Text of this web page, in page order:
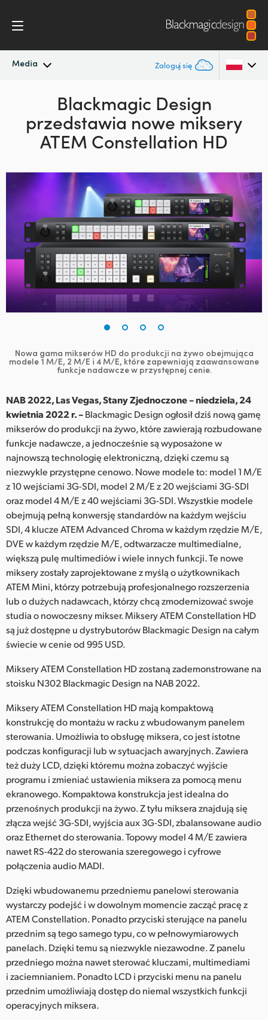
Media Zaloguj się
Najnowsze wiadomości
Archiwum wiadomości
Argentina
Australia
Austria
China
Denmark
Finland
France
Hong Kong SAR, China
Italy
Japan
Korea
Mexico
Malaysia
Netherlands
New Zealand
Norway
Polska
Portugal
Singapore
Spain
Sweden
Chinese Taipei
Turkey
UAE
Ukraine
United Kingdom
United States
Blackmagic Design
przedstawianowe miksery
ATEM Constellation HD
Nowa gama mikserów HD do produkcji na żywo obejmująca
modele1 M/E, 2 M/E i 4 M/E, które zapewniają zaawansowane
funkcje nadawcze w przystępnej cenie.
NAB 2022, Las Vegas, Stany Zjednoczone – niedziela, 24
kwietnia 2022 r. –Blackmagic Design ogłosił dziś nową gamę
mikserów do produkcji na żywo, które zawierają rozbudowane
funkcje nadawcze, a jednocześnie są wyposażone w
najnowszą technologię elektroniczną, dzięki czemu są
niezwykle przystępne cenowo. Nowe modele to: model 1 M/E
z 10 wejściami 3G-SDI, model 2 M/E z 20 wejściami 3G-SDI
oraz model 4 M/E z 40 wejściami 3G-SDI. Wszystkie modele
obejmują pełną konwersję standardów na każdym wejściu
SDI, 4 klucze ATEM Advanced Chroma w każdym rzędzie M/E,
DVE w każdym rzędzie M/E, odtwarzacze multimedialne,
większą pulę multimediów i wiele innych funkcji. Te nowe
miksery zostały zaprojektowane z myślą o użytkownikach
ATEM Mini, którzy potrzebują profesjonalnego rozszerzenia
lub o dużych nadawcach, którzy chcą zmodernizować swoje
studia o nowoczesny mikser. Miksery ATEM Constellation HD
są już dostępne u dystrybutorów Blackmagic Design na całym
świecie w cenie od 995 USD.
Miksery ATEM Constellation HD zostaną zademonstrowane na
stoisku N302 Blackmagic Design na NAB 2022.
Miksery ATEM Constellation HD mają kompaktową
konstrukcję do montażu w racku z wbudowanym panelem
sterowania. Umożliwia to obsługę miksera, co jest istotne
podczas konfiguracji lub w sytuacjach awaryjnych. Zawiera
też duży LCD, dzięki któremu można zobaczyć wyjście
programu i zmieniać ustawienia miksera za pomocą menu
ekranowego. Kompaktowa konstrukcja jest idealna do
przenośnych produkcji na żywo. Z tyłu miksera znajdują się
złącza wejść 3G-SDI, wyjścia aux 3G-SDI, zbalansowane audio
oraz Ethernet do sterowania. Topowy model 4 M/E zawiera
nawet RS-422 do sterowania szeregowego i cyfrowe
połączenia audio MADI.
Dzięki wbudowanemu przedniemu panelowi sterowania
wystarczy podejść i w dowolnym momencie zacząć pracę z
ATEM Constellation. Ponadto przyciski sterujące na panelu
przednim są tego samego typu, co w pełnowymiarowych
panelach. Dzięki temu są niezwykle niezawodne. Z panelu
przedniego można nawet sterować kluczami, multimediami
i zaciemnianiem. Ponadto LCD i przyciski menu na panelu
przednim umożliwiają dostęp do niemal wszystkich funkcji
operacyjnych miksera.